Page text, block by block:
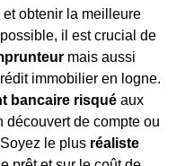
obtenir la meilleure
il est crucial de
mais aussi
immobilier en logne.
bancaire risqué aux
découvert de compte ou
le plus réaliste